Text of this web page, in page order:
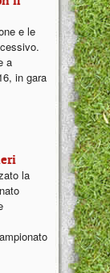
e le
a
in gara
la